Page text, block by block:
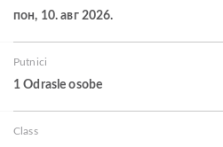
пон, 10. авг 2026.
Putnici
1 Odrasle osobe
Class